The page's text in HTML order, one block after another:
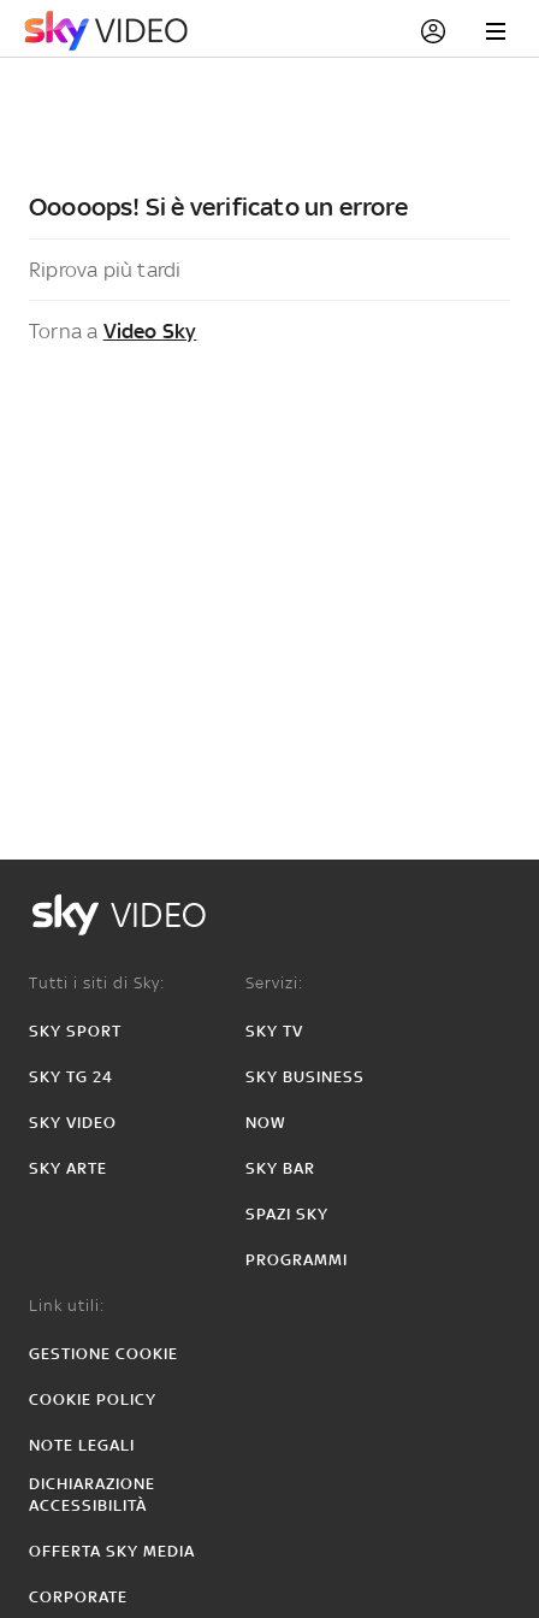
Ooooops! Si è verificato un errore
Riprova più tardi
Torna a Video Sky
VIDEO
Tutti i siti di Sky:
SKY SPORT
SKY TG 24
SKY VIDEO
SKY ARTE
Servizi:
SKY TV
SKY BUSINESS
NOW
SKY BAR
SPAZI SKY
PROGRAMMI
Link utili:
GESTIONE COOKIE
COOKIE POLICY
NOTE LEGALI
DICHIARAZIONE
ACCESSIBILITÀ
OFFERTA SKY MEDIA
CORPORATE